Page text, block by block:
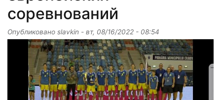
соревнований
Опубликовано slavkin - вт, 08/16/2022 - 08:54